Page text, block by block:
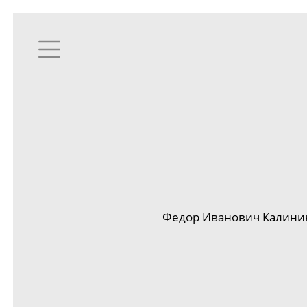
Федор Иванович